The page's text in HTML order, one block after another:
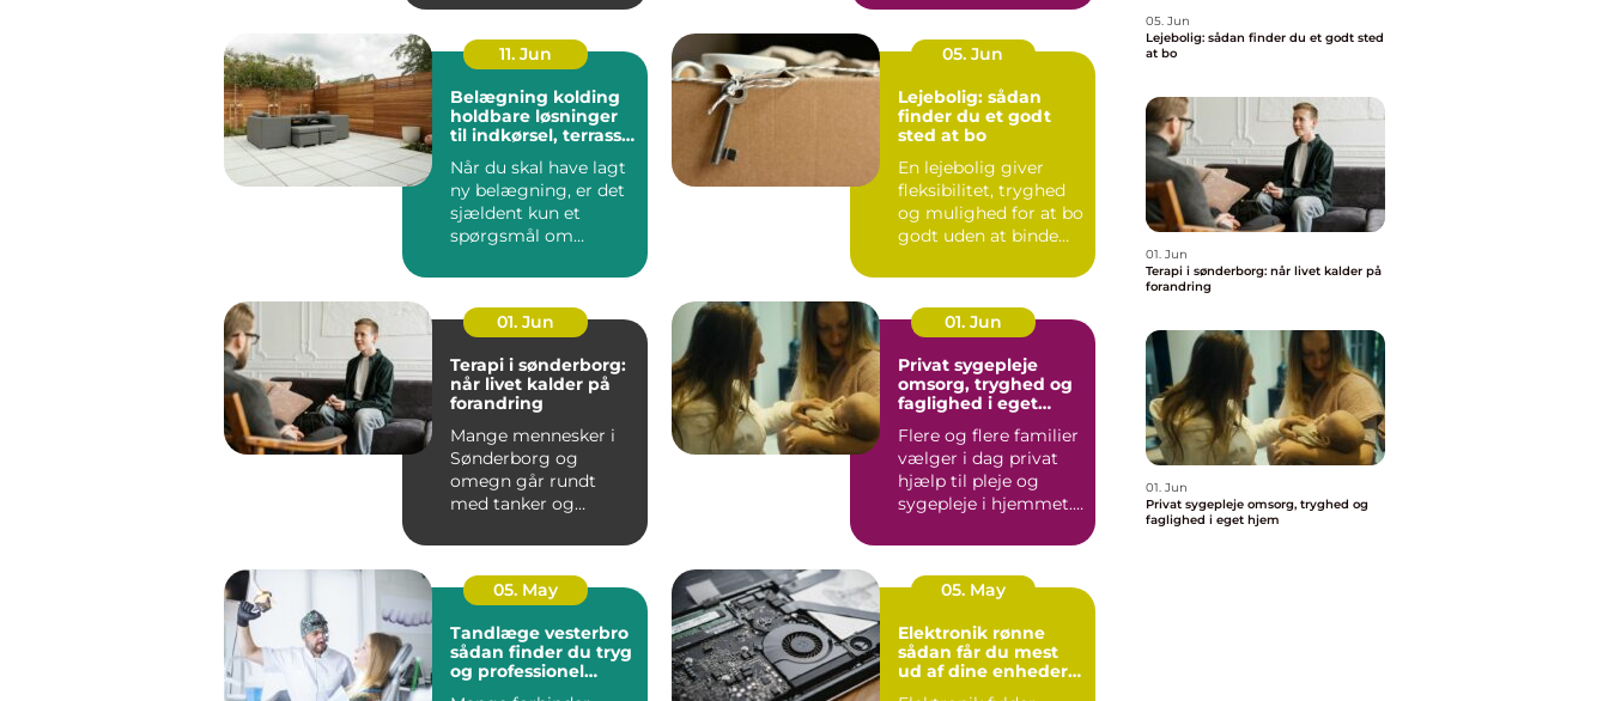
og beha...
11. Jun
Belægning kolding
holdbare løsninger
til indkørsel, terrasse
Når du skal have lagt
ny belægning, er det
sjældent kun et
spørgsmål om
løsning ska...
05. Jun
Lejebolig: sådan
finder du et godt
sted at bo
En lejebolig giver
fleksibilitet, tryghed
og mulighed for at bo
godt uden at binde
01. Jun
Terapi i sønderborg:
når livet kalder på
forandring
Mange mennesker i
Sønderborg og
omegn går rundt
med tanker og
mere end godt er....
01. Jun
Privat sygepleje
omsorg, tryghed og
faglighed i eget
Flere og flere familier
vælger i dag privat
hjælp til pleje og
sygepleje i hjemmet.
05. May
Tandlæge vesterbro
sådan finder du tryg
og professionel
05. May
Elektronik rønne
sådan får du mest
ud af dine enheder
05. Jun
Lejebolig: sådan finder du et godt sted
at bo
01. Jun
Terapi i sønderborg: når livet kalder på
forandring
01. Jun
Privat sygepleje omsorg, tryghed og
faglighed i eget hjem